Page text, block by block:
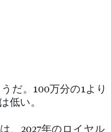
だ。100万分の1より
低い。
、2027年のロイヤル